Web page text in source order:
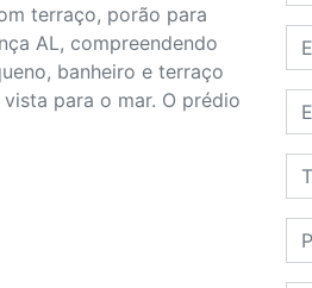
terraço, porão para
AL, compreendendo
banheiro e terraço
para o mar. O prédio